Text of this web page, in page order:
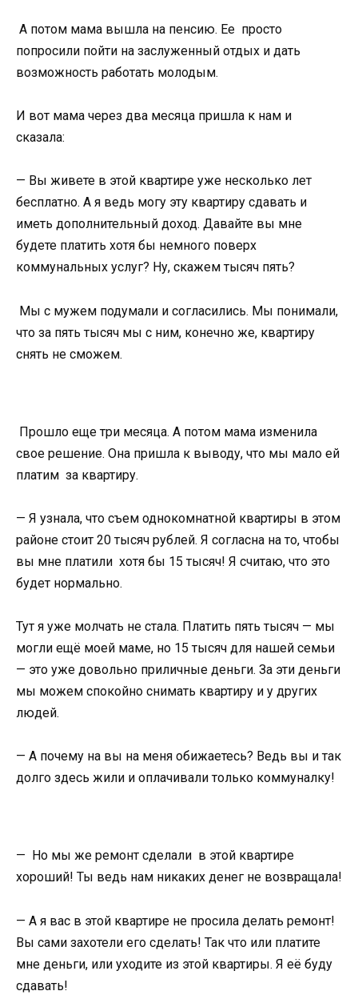
А потом мама вышла на пенсию. Ее просто
попросили пойти на заслуженный отдых и дать
возможность работать молодым.
И вот мама через два месяца пришла к нам и
сказала:
— Вы живете в этой квартире уже несколько лет
бесплатно. А я ведь могу эту квартиру сдавать и
иметь дополнительный доход. Давайте вы мне
будете платить хотя бы немного поверх
коммунальных услуг? Ну, скажем тысяч пять?
Мы с мужем подумали и согласились. Мы понимали,
что за пять тысяч мы с ним, конечно же, квартиру
снять не сможем.
Прошло еще три месяца. А потом мама изменила
свое решение. Она пришла к выводу, что мы мало ей
платим за квартиру.
— Я узнала, что съем однокомнатной квартиры в этом
районе стоит 20 тысяч рублей. Я согласна на то, чтобы
вы мне платили хотя бы 15 тысяч! Я считаю, что это
будет нормально.
Тут я уже молчать не стала. Платить пять тысяч — мы
могли ещё моей маме, но 15 тысяч для нашей семьи
— это уже довольно приличные деньги. За эти деньги
мы можем спокойно снимать квартиру и у других
людей.
— А почему на вы на меня обижаетесь? Ведь вы и так
долго здесь жили и оплачивали только коммуналку!
— Но мы же ремонт сделали в этой квартире
хороший! Ты ведь нам никаких денег не возвращала!
— А я вас в этой квартире не просила делать ремонт!
Вы сами захотели его сделать! Так что или платите
мне деньги, или уходите из этой квартиры. Я её буду
сдавать!